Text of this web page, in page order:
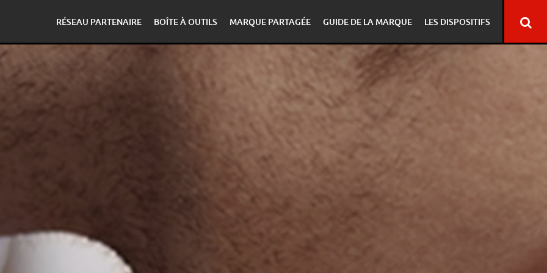
RÉSEAU PARTENAIRE BOÎTE À OUTILS MARQUE PARTAGÉE GUIDE DE LA MARQUE LES DISPOSITIFS